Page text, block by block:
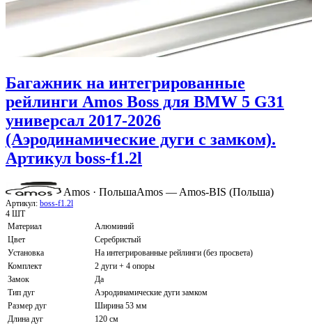
Багажник на интегрированные
рейлинги Amos Boss для BMW 5 G31
универсал 2017-2026
(Аэродинамические дуги с замком).
Артикул boss-f1.2l
Amos · ПольшаAmos — Amos-BIS (Польша)
Артикул: boss-f1.2l
4 ШТ
Материал
Алюминий
Цвет
Серебристый
Установка
На интегрированные рейлинги (без просвета)
Комплект
2 дуги + 4 опоры
Замок
Да
Тип дуг
Аэродинамические дуги замком
Размер дуг
Ширина 53 мм
Длина дуг
120 см